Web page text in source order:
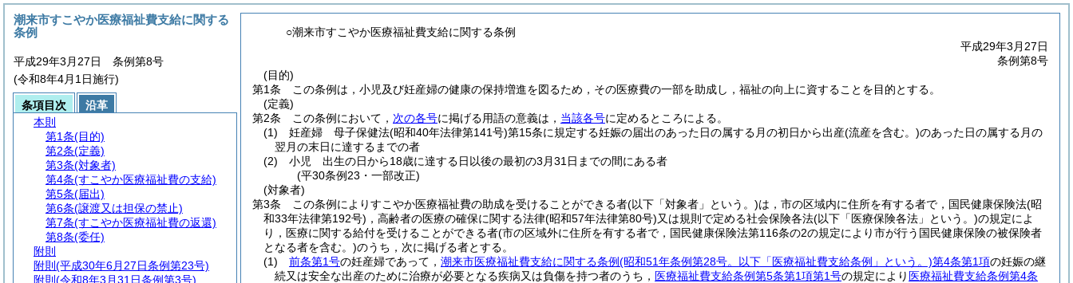
○潮来市すこやか医療福祉費支給に関する条例
平成29年3月27日
条例第8号
(目的)
第1条
この条例は，小児及び妊産婦の健康の保持増進を図るため，その医療費の一部を助成し，福祉の向上に資することを目的とする。
(定義)
第2条
この条例において， 次の各号に掲げる用語の意義は， 当該各号に定めるところによる。
(1)
妊産婦 母子保健法(昭和40年法律第141号)第15条に規定する妊娠の届出のあった日の属する月の初日から出産(流産を含む。)のあった日の属する月の
翌月の末日に達するまでの者
(2)
小児 出生の日から18歳に達する日以後の最初の3月31日までの間にある者
(平30条例23・一部改正)
(対象者)
第3条
この条例によりすこやか医療福祉費の助成を受けることができる者(以下「対象者」という。)は，市の区域内に住所を有する者で，国民健康保険法(昭
和33年法律第192号) ，高齢者の医療の確保に関する法律(昭和57年法律第80号)又は規則で定める社会保険各法(以下「医療保険各法」という。)の規定によ
り，医療に関する給付を受けることができる者(市の区域外に住所を有する者で，国民健康保険法第116条の2の規定により市が行う国民健康保険の被保険者
となる者を含む。)のうち，次に掲げる者とする。
(1)
前条第1号の妊産婦であって， 潮来市医療福祉費支給に関する条例(昭和51年条例第28号。以下「医療福祉費支給条例」という。)第4条第1項の妊娠の継
続又は安全な出産のために治療が必要となる疾病又は負傷を持つ者のうち， 医療福祉費支給条例第5条第1項第1号の規定により 医療福祉費支給条例第4条
潮来市すこやか医療福祉費支給に関する
条例
平成29年3月27日 条例第8号
(令和8年4月1日施行)
条項目次
沿革
本則
第1条(目的)
第2条(定義)
第3条(対象者)
第4条(すこやか医療福祉費の支給)
第5条(届出)
第6条(譲渡又は担保の禁止)
第7条(すこやか医療福祉費の返還)
第8条(委任)
附則
附則 (平成30年6月27日条例第23号)
附則 (令和8年3月31日条例第3号)